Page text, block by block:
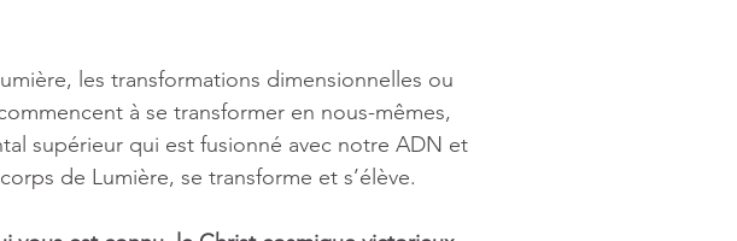
les transformations dimensionnelles ou
à se transformer en nous-mêmes,
supérieur qui est fusionné avec notre ADN et
de Lumière, se transforme et s’élève.